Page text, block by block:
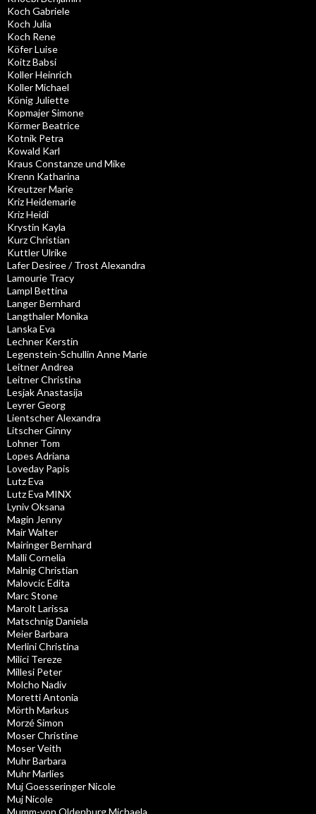
Koch Gabriele
Koch Julia
Koch Rene
Köfer Luise
Koitz Babsi
Koller Heinrich
Koller Michael
König Juliette
Kopmajer Simone
Körmer Beatrice
Kotnik Petra
Kowald Karl
Kraus Constanze und Mike
Krenn Katharina
Kreutzer Marie
Kriz Heidemarie
Kriz Heidi
Krystin Kayla
Kurz Christian
Kuttler Ulrike
Lafer Desiree / Trost Alexandra
Lamourie Tracy
Lampl Bettina
Langer Bernhard
Langthaler Monika
Lanska Eva
Lechner Kerstin
Legenstein-Schullin Anne Marie
Leitner Andrea
Leitner Christina
Lesjak Anastasija
Leyrer Georg
Lientscher Alexandra
Litscher Ginny
Lohner Tom
Lopes Adriana
Loveday Papis
Lutz Eva
Lutz Eva MINX
Lyniv Oksana
Magin Jenny
Mair Walter
Mairinger Bernhard
Malli Cornelia
Malnig Christian
Malovcic Edita
Marc Stone
Marolt Larissa
Matschnig Daniela
Meier Barbara
Merlini Christina
Milici Tereze
Millesi Peter
Molcho Nadiv
Moretti Antonia
Mörth Markus
Morzé Simon
Moser Christine
Moser Veith
Muhr Barbara
Muhr Marlies
Muj Goesseringer Nicole
Muj Nicole
Mumm-von Oldenburg Michaela